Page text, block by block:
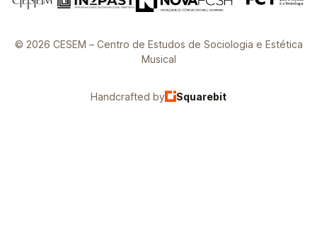
© 2026 CESEM – Centro de Estudos de Sociologia e Estética
Musical
Handcrafted by Squarebit